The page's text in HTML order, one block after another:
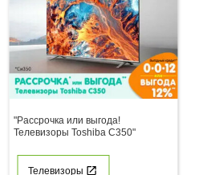
"Рассрочка или выгода!
Телевизоры Toshiba С350"
Телевизоры